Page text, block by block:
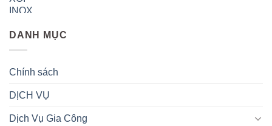
DANH MỤC
Chính sách
DỊCH VỤ
Dịch Vụ Gia Công